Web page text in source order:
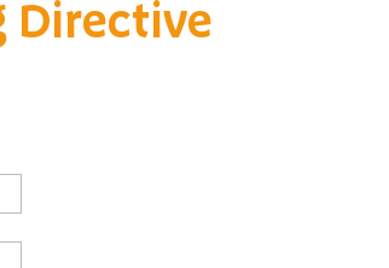
Directive